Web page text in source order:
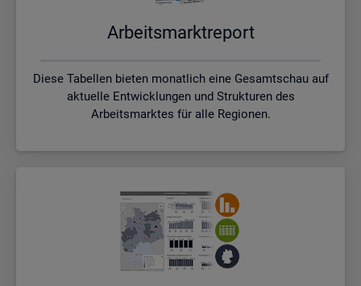
Ar­beits­markt­re­port
Diese Tabellen bieten monatlich eine Gesamtschau auf
aktuelle Entwicklungen und Strukturen des
Arbeitsmarktes für alle Regionen.